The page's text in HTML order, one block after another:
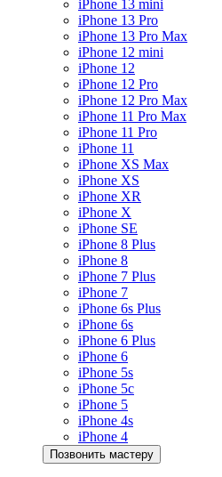
iPhone 13 mini
iPhone 13 Pro
iPhone 13 Pro Max
iPhone 12 mini
iPhone 12
iPhone 12 Pro
iPhone 12 Pro Max
iPhone 11 Pro Max
iPhone 11 Pro
iPhone 11
iPhone XS Max
iPhone XS
iPhone XR
iPhone X
iPhone SE
iPhone 8 Plus
iPhone 8
iPhone 7 Plus
iPhone 7
iPhone 6s Plus
iPhone 6s
iPhone 6 Plus
iPhone 6
iPhone 5s
iPhone 5c
iPhone 5
iPhone 4s
iPhone 4
Позвонить мастеру